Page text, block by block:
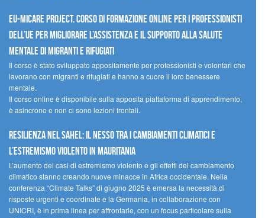
EU-MiCare Project. Corso di formazione online per i professionisti
dell’UE per migliorare l’assistenza e il supporto alla salute
mentale di migranti e rifugiati
Il corso è stato sviluppato appositamente per professionisti e volontari che
lavorano con migranti e rifugiati e hanno a cuore il loro benessere
mentale.
Il corso online è disponibile sulla apposita piattaforma di apprendimento,
è asincrono e non ci sono lezioni frontali.
Resilienza nel Sahel: il nesso tra i cambiamenti climatici e
l’estremismo violento in Mauritania
L’aumento dei casi di estremismo violento e gli effetti del cambiamento
climatico stanno creando nuove minacce in Africa occidentale. Nella
conferenza “Climate Talks” di giugno 2025 è emersa la necessità di
risposte urgenti e coordinate e la Germania, in collaborazione con
UNICRI, è in prima linea per affrontarle, con un focus particolare sulla